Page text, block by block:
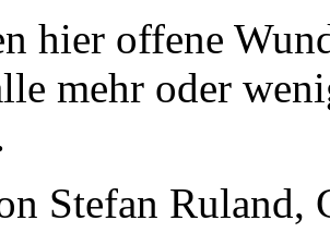
hier offene
mehr oder
Stefan Ruland,